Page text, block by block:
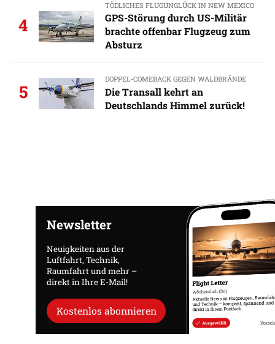
4
TÖDLICHES FLUGUNGLÜCK IN NEW MEXICO
GPS-Störung durch US-Militär
brachte offenbar Flugzeug zum
Absturz
5
DOPPEL-COMEBACK GEGEN WALDBRÄNDE
Die Transall kehrt an
Deutschlands Himmel zurück!
Newsletter
Neuigkeiten aus der
Luftfahrt, Technik,
Raumfahrt und mehr –
direkt in Ihre E-Mail!
Kostenlos abonnieren